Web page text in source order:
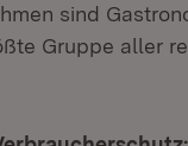
sind
Gruppe aller